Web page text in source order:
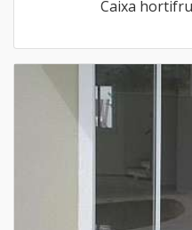
Caixa